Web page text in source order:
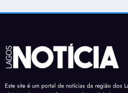
Este site é um portal de notícias da região dos